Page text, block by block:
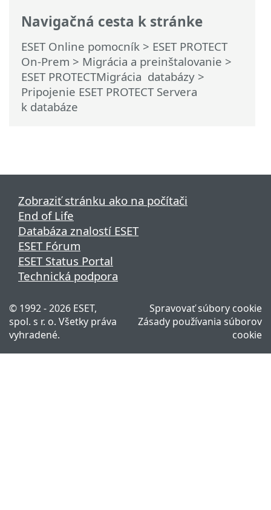
Navigačná cesta k stránke
ESET Online pomocník > ESET PROTECT
On-Prem > Migrácia a preinštalovanie >
ESET PROTECTMigrácia databázy >
Pripojenie ESET PROTECT Servera
k databáze
Zobraziť stránku ako na počítači
End of Life
Databáza znalostí ESET
ESET Fórum
ESET Status Portal
Technická podpora
© 1992 - 2026 ESET,
spol. s r. o. Všetky práva
vyhradené.
Spravovať súbory cookie
Zásady používania súborov
cookie